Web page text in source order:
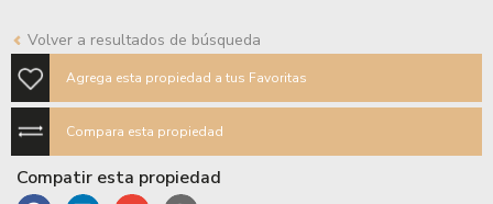
Volver a resultados de búsqueda
Agrega esta propiedad a tus Favoritas
Compara esta propiedad
Compatir esta propiedad